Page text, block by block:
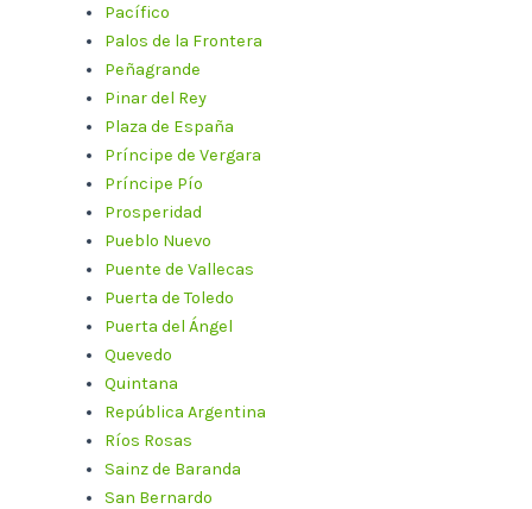
Pacífico
Palos de la Frontera
Peñagrande
Pinar del Rey
Plaza de España
Príncipe de Vergara
Príncipe Pío
Prosperidad
Pueblo Nuevo
Puente de Vallecas
Puerta de Toledo
Puerta del Ángel
Quevedo
Quintana
República Argentina
Ríos Rosas
Sainz de Baranda
San Bernardo